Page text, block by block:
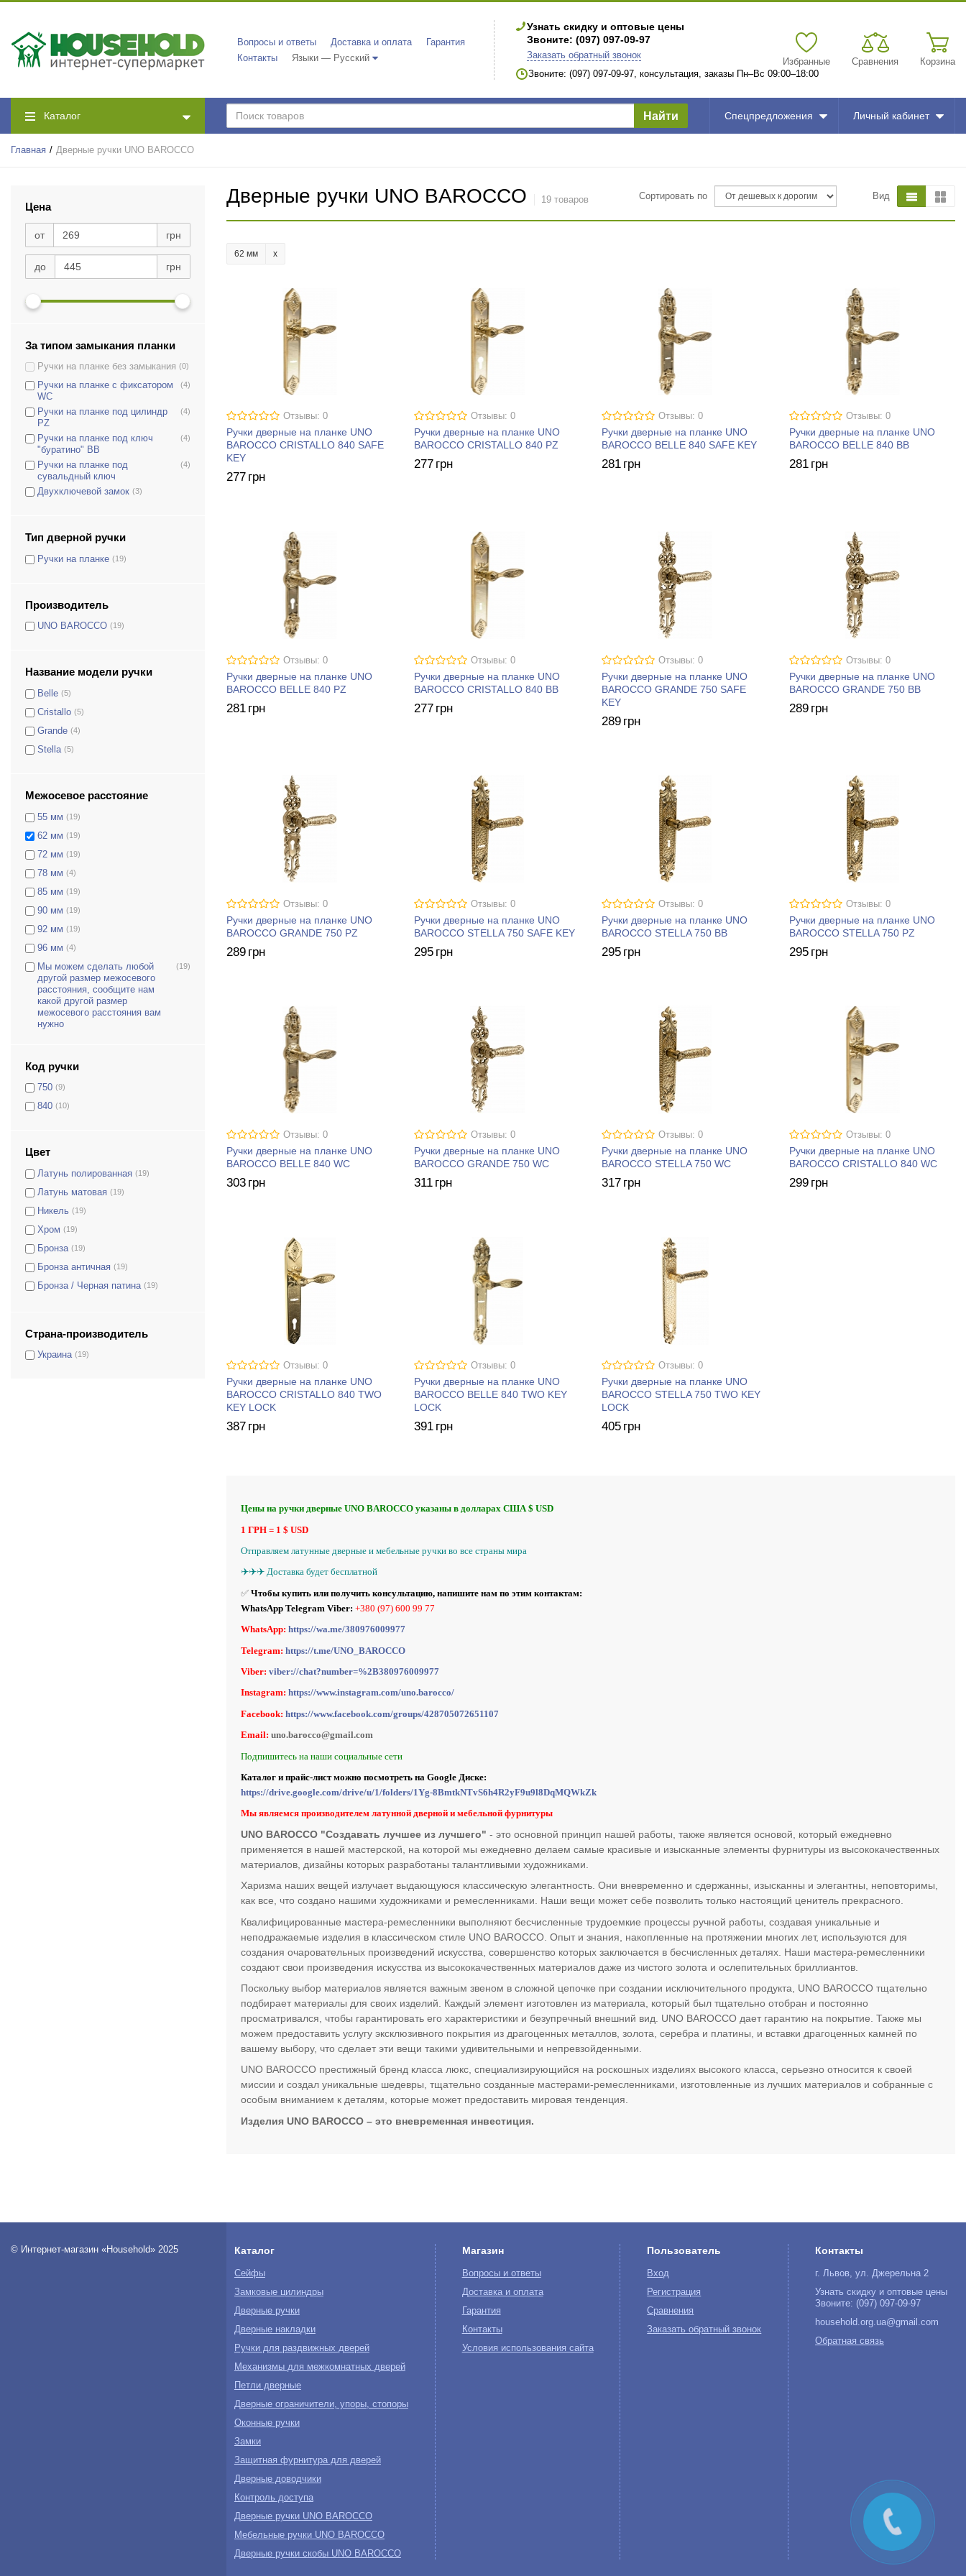
Вопросы и ответы Доставка и оплата
Гарантия
Контакты
Языки — Русский
Узнать скидку и оптовые цены
Звоните: (097) 097-09-97
Заказать обратный звонок
Звоните: (097) 097-09-97, консультация, заказы Пн–Вс 09:00–18:00
Избранные Сравнения Корзина
Каталог Найти Спецпредложения Личный кабинет
Главная Дверные ручки UNO BAROCCO
Цена
от грн
до грн
За типом замыкания планки
Ручки на планке без замыкания (0)
Ручки на планке с фиксатором
WC
(4)
Ручки на планке под цилиндр
PZ
(4)
Ручки на планке под ключ
"буратино" BB
(4)
Ручки на планке под
сувальдный ключ
(4)
Двухключевой замок (3)
Тип дверной ручки
Ручки на планке (19)
Производитель
UNO BAROCCO (19)
Название модели ручки
Belle (5)
Cristallo (5)
Grande (4)
Stella (5)
Межосевое расстояние
55 мм (19)
62 мм (19)
72 мм (19)
78 мм (4)
85 мм (19)
90 мм (19)
92 мм (19)
96 мм (4)
Мы можем сделать любой
другой размер межосевого
расстояния, сообщите нам
какой другой размер
межосевого расстояния вам
нужно
(19)
Код ручки
750 (9)
840 (10)
Цвет
Латунь полированная (19)
Латунь матовая (19)
Никель (19)
Хром (19)
Бронза (19)
Бронза античная (19)
Бронза / Черная патина (19)
Серебро
Золото французское
Страна-производитель
Украина (19)
Дверные ручки UNO BAROCCO 19 товаров Сортировать по Вид
62 мм
Отзывы: 0
Ручки дверные на планке UNO
BAROCCO CRISTALLO 840 SAFE
KEY
277 грн
Отзывы: 0
Ручки дверные на планке UNO
BAROCCO CRISTALLO 840 PZ
277 грн
Отзывы: 0
Ручки дверные на планке UNO
BAROCCO BELLE 840 SAFE KEY
281 грн
Отзывы: 0
Ручки дверные на планке UNO
BAROCCO BELLE 840 BB
281 грн
Отзывы: 0
Ручки дверные на планке UNO
BAROCCO BELLE 840 PZ
281 грн
Отзывы: 0
Ручки дверные на планке UNO
BAROCCO CRISTALLO 840 BB
277 грн
Отзывы: 0
Ручки дверные на планке UNO
BAROCCO GRANDE 750 SAFE
KEY
289 грн
Отзывы: 0
Ручки дверные на планке UNO
BAROCCO GRANDE 750 BB
289 грн
Отзывы: 0
Ручки дверные на планке UNO
BAROCCO GRANDE 750 PZ
289 грн
Отзывы: 0
Ручки дверные на планке UNO
BAROCCO STELLA 750 SAFE KEY
295 грн
Отзывы: 0
Ручки дверные на планке UNO
BAROCCO STELLA 750 BB
295 грн
Отзывы: 0
Ручки дверные на планке UNO
BAROCCO STELLA 750 PZ
295 грн
Отзывы: 0
Ручки дверные на планке UNO
BAROCCO BELLE 840 WC
303 грн
Отзывы: 0
Ручки дверные на планке UNO
BAROCCO GRANDE 750 WC
311 грн
Отзывы: 0
Ручки дверные на планке UNO
BAROCCO STELLA 750 WC
317 грн
Отзывы: 0
Ручки дверные на планке UNO
BAROCCO CRISTALLO 840 WC
299 грн
Отзывы: 0
Ручки дверные на планке UNO
BAROCCO CRISTALLO 840 TWO
KEY LOCK
387 грн
Отзывы: 0
Ручки дверные на планке UNO
BAROCCO BELLE 840 TWO KEY
LOCK
391 грн
Отзывы: 0
Ручки дверные на планке UNO
BAROCCO STELLA 750 TWO KEY
LOCK
405 грн
Цены на ручки дверные UNO BAROCCO указаны в долларах США $ USD
1 ГРН = 1 $ USD
Отправляем латунные дверные и мебельные ручки во все страны мира
✈️✈️✈️ Доставка будет бесплатной
✅ Чтобы купить или получить консультацию, напишите нам по этим контактам:
WhatsApp Telegram Viber: +380 (97) 600 99 77
WhatsApp: https://wa.me/380976009977
Telegram: https://t.me/UNO_BAROCCO
Viber: viber://chat?number=%2B380976009977
Instagram: https://www.instagram.com/uno.barocco/
Facebook: https://www.facebook.com/groups/428705072651107
Email: uno.barocco@gmail.com
Подпишитесь на наши социальные сети
Каталог и прайс-лист можно посмотреть на Google Диске:
https://drive.google.com/drive/u/1/folders/1Yg-8BmtkNTvS6h4R2yF9u9l8DqMQWkZk
Мы являемся производителем латунной дверной и мебельной фурнитуры
UNO BAROCCO "Создавать лучшее из лучшего" - это основной принцип нашей работы, также является основой, который ежедневно
применяется в нашей мастерской, на которой мы ежедневно делаем самые красивые и изысканные элементы фурнитуры из высококачественных
материалов, дизайны которых разработаны талантливыми художниками.
Харизма наших вещей излучает выдающуюся классическую элегантность. Они вневременно и сдержанны, изысканны и элегантны, неповторимы,
как все, что создано нашими художниками и ремесленниками. Наши вещи может себе позволить только настоящий ценитель прекрасного.
Квалифицированные мастера-ремесленники выполняют бесчисленные трудоемкие процессы ручной работы, создавая уникальные и
неподражаемые изделия в классическом стиле UNO BAROCCO. Опыт и знания, накопленные на протяжении многих лет, используются для
создания очаровательных произведений искусства, совершенство которых заключается в бесчисленных деталях. Наши мастера-ремесленники
создают свои произведения искусства из высококачественных материалов даже из чистого золота и ослепительных бриллиантов.
Поскольку выбор материалов является важным звеном в сложной цепочке при создании исключительного продукта, UNO BAROCCO тщательно
подбирает материалы для своих изделий. Каждый элемент изготовлен из материала, который был тщательно отобран и постоянно
просматривался, чтобы гарантировать его характеристики и безупречный внешний вид. UNO BAROCCO дает гарантию на покрытие. Также мы
можем предоставить услугу эксклюзивного покрытия из драгоценных металлов, золота, серебра и платины, и вставки драгоценных камней по
вашему выбору, что сделает эти вещи такими удивительными и непревзойденными.
UNO BAROCCO престижный бренд класса люкс, специализирующийся на роскошных изделиях высокого класса, серьезно относится к своей
миссии и создал уникальные шедевры, тщательно созданные мастерами-ремесленниками, изготовленные из лучших материалов и собранные с
особым вниманием к деталям, которые может предоставить мировая тенденция.
Изделия UNO BAROCCO – это вневременная инвестиция.
© Интернет-магазин «Household» 2025 Каталог
Сейфы
Замковые цилиндры
Дверные ручки
Дверные накладки
Ручки для раздвижных дверей
Механизмы для межкомнатных дверей
Петли дверные
Дверные ограничители, упоры, стопоры
Оконные ручки
Замки
Защитная фурнитура для дверей
Дверные доводчики
Контроль доступа
Дверные ручки UNO BAROCCO
Мебельные ручки UNO BAROCCO
Дверные ручки скобы UNO BAROCCO
Магазин
Вопросы и ответы
Доставка и оплата
Гарантия
Контакты
Условия использования сайта
Пользователь
Вход
Регистрация
Сравнения
Заказать обратный звонок
Контакты
г. Львов, ул. Джерельна 2
Узнать скидку и оптовые цены
Звоните: (097) 097-09-97
household.org.ua@gmail.com
Обратная связь